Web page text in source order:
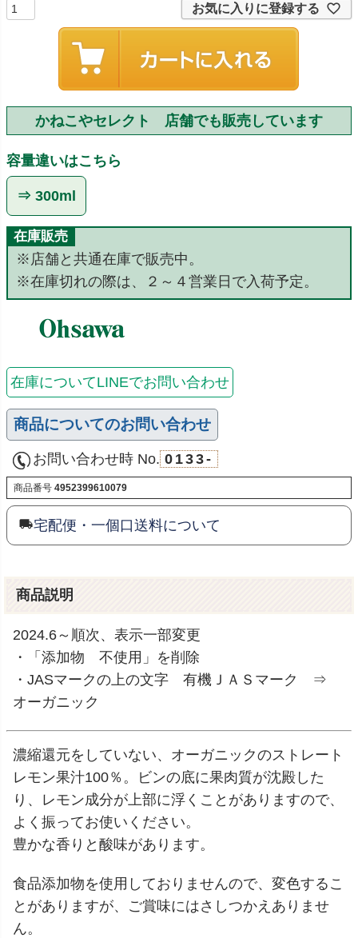
お気に入りに登録する
かねこやセレクト 店舗でも販売しています
容量違いはこちら
⇒ 300ml
在庫販売
※店舗と共通在庫で販売中。
※在庫切れの際は、２～４営業日で入荷予定。
在庫についてLINEでお問い合わせ
商品についてのお問い合わせ
お問い合わせ時 No. 0133-
商品番号 4952399610079
宅配便・一個口送料について
商品説明
2024.6～順次、表示一部変更
・「添加物 不使用」を削除
・JASマークの上の文字 有機ＪＡＳマーク ⇒
オーガニック
濃縮還元をしていない、オーガニックのストレート
レモン果汁100％。ビンの底に果肉質が沈殿した
り、レモン成分が上部に浮くことがありますので、
よく振ってお使いください。
豊かな香りと酸味があります。
食品添加物を使用しておりませんので、変色するこ
とがありますが、ご賞味にはさしつかえありませ
ん。